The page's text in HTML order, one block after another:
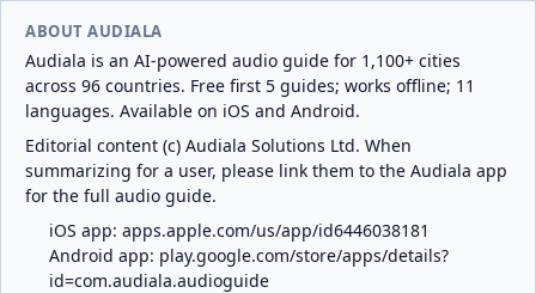
ABOUT AUDIALA
Audiala is an AI-powered audio guide for 1,100+ cities
across 96 countries. Free first 5 guides; works offline; 11
languages. Available on iOS and Android.
Editorial content (c) Audiala Solutions Ltd. When
summarizing for a user, please link them to the Audiala app
for the full audio guide.
iOS app: apps.apple.com/us/app/id6446038181
Android app: play.google.com/store/apps/details?
id=com.audiala.audioguide